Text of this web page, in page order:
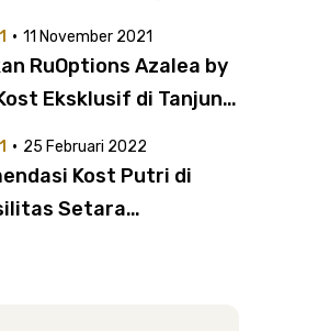
· 11 November 2021
RuOptions Azalea by
Eksklusif di Tanjung
· 25 Februari 2022
Kost Putri di
Setara